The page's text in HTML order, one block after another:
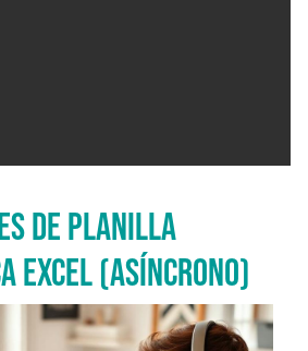
DE PLANILLA
EXCEL (ASÍNCRONO)